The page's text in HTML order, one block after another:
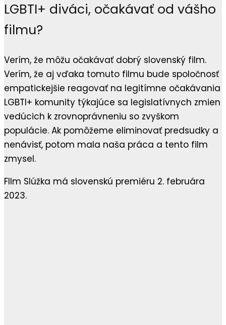
LGBTI+ diváci, očakávať od vášho
filmu?
Verím, že môžu očakávať dobrý slovenský film.
Verím, že aj vďaka tomuto filmu bude spoločnosť
empatickejšie reagovať na legitímne očakávania
LGBTI+ komunity týkajúce sa legislatívnych zmien
vedúcich k zrovnoprávneniu so zvyškom
populácie. Ak pomôžeme eliminovať predsudky a
nenávisť, potom mala naša práca a tento film
zmysel.
FIlm Slúžka má slovenskú premiéru 2. februára
2023.